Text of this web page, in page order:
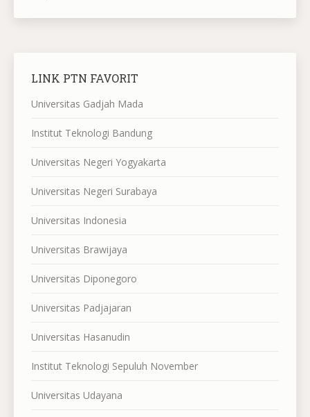
LINK PTN FAVORIT
Universitas Gadjah Mada
Institut Teknologi Bandung
Universitas Negeri Yogyakarta
Universitas Negeri Surabaya
Universitas Indonesia
Universitas Brawijaya
Universitas Diponegoro
Universitas Padjajaran
Universitas Hasanudin
Institut Teknologi Sepuluh November
Universitas Udayana